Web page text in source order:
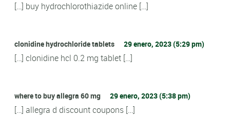
[…] buy hydrochlorothiazide online […]
clonidine hydrochloride tablets 29 enero, 2023 (5:29 pm)
[…] clonidine hcl 0.2 mg tablet […]
where to buy allegra 60 mg 29 enero, 2023 (5:38 pm)
[…] allegra d discount coupons […]